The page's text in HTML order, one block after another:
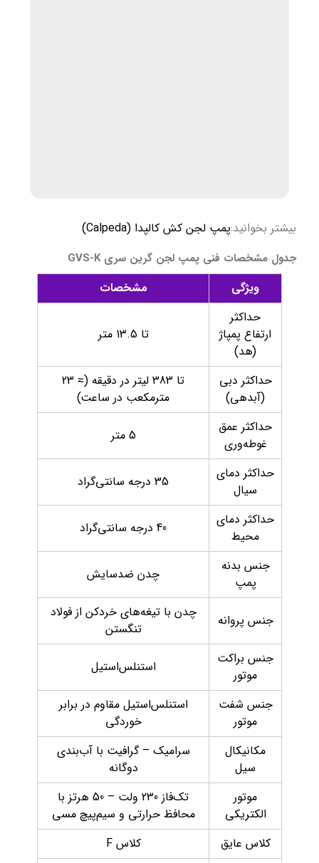
بیشتر بخوانید:پمپ لجن کش کالپدا (Calpeda)
جدول مشخصات فنی پمپ لجن گرین سری GVS-K
ویژگی
مشخصات
حداکثر
ارتفاع پمپاژ
(هد)
تا 13.5 متر
حداکثر دبی
(آبدهی)
تا 383 لیتر در دقیقه (≈ 23
مترمکعب در ساعت)
حداکثر عمق
غوطه‌وری
5 متر
حداکثر دمای
سیال
35 درجه سانتی‌گراد
حداکثر دمای
محیط
40 درجه سانتی‌گراد
جنس بدنه
پمپ
چدن ضدسایش
جنس پروانه
چدن با تیغه‌های خردکن از فولاد
تنگستن
جنس براکت
موتور
استنلس‌استیل
جنس شفت
موتور
استنلس‌استیل مقاوم در برابر
خوردگی
مکانیکال
سیل
سرامیک – گرافیت با آب‌بندی
دوگانه
موتور
الکتریکی
تک‌فاز 230 ولت – 50 هرتز با
محافظ حرارتی و سیم‌پیچ مسی
کلاس عایق
کلاس F